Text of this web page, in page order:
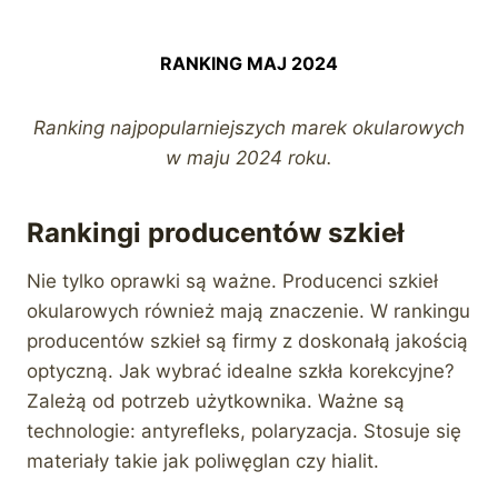
RANKING MAJ 2024
Ranking najpopularniejszych marek okularowych
w maju 2024 roku.
Rankingi producentów szkieł
Nie tylko oprawki są ważne. Producenci szkieł
okularowych również mają znaczenie. W rankingu
producentów szkieł są firmy z doskonałą jakością
optyczną. Jak wybrać idealne szkła korekcyjne?
Zależą od potrzeb użytkownika. Ważne są
technologie: antyrefleks, polaryzacja. Stosuje się
materiały takie jak poliwęglan czy hialit.